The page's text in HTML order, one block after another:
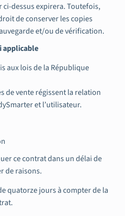
ci-dessus expirera. Toutefois,
de conserver les copies
et/ou de vérification.
applicable
aux lois de la République
de vente régissent la relation
et l’utilisateur.
ce contrat dans un délai de
de raisons.
quatorze jours à compter de la